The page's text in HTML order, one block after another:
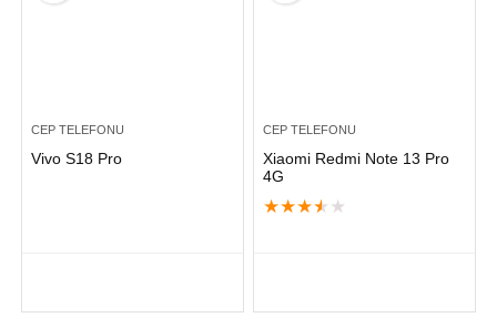
CEP TELEFONU
Vivo S18 Pro
CEP TELEFONU
Xiaomi Redmi Note 13 Pro
4G
★★★★ ★